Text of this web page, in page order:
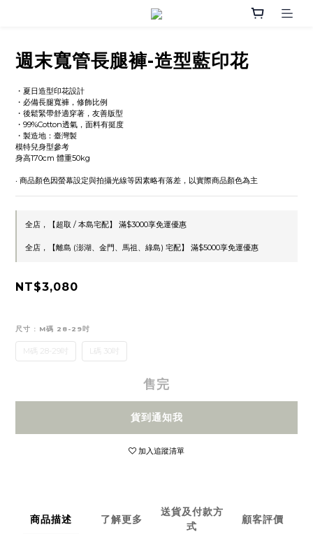
週末寬管長腿褲-造型藍印花
・夏日造型印花設計
・必備長腿寬褲，修飾比例
・後鬆緊帶舒適穿著，友善版型
・99%Cotton透氣，面料有挺度
・製造地：臺灣製
模特兒身型參考
身高170cm 體重50kg
‧ 商品顏色因螢幕設定與拍攝光線等因素略有落差，以實際商品顏色為主
全店，【超取 / 本島宅配】 滿$3000享免運優惠
全店，【離島 (澎湖、金門、馬祖、綠島) 宅配】 滿$5000享免運優惠
NT$3,080
尺寸 : M碼 28-29吋
M碼 28-29吋 L碼 30吋
售完
貨到通知我
加入追蹤清單
商品描述 了解更多
送貨及付款方
式
顧客評價